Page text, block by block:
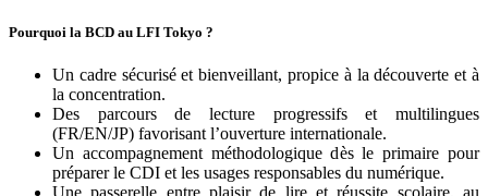
Pourquoi la BCD au LFI Tokyo ?
Un cadre sécurisé et bienveillant, propice à la découverte et à
la concentration.
Des parcours de lecture progressifs et multilingues
(FR/EN/JP) favorisant l’ouverture internationale.
Un accompagnement méthodologique dès le primaire pour
préparer le CDI et les usages responsables du numérique.